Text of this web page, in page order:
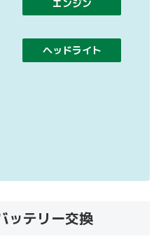
エンジン
ヘッドライト
ッテリー交換